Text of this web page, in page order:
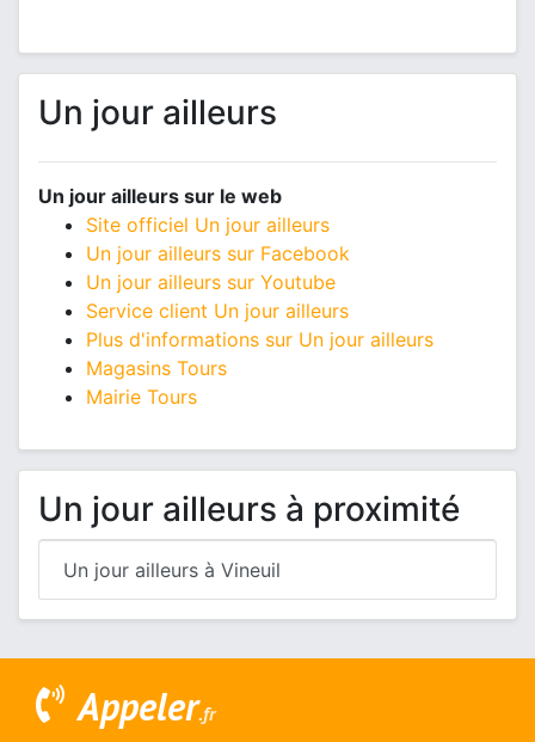
Un jour ailleurs
Un jour ailleurs sur le web
Site officiel Un jour ailleurs
Un jour ailleurs sur Facebook
Un jour ailleurs sur Youtube
Service client Un jour ailleurs
Plus d'informations sur Un jour ailleurs
Magasins Tours
Mairie Tours
Un jour ailleurs à proximité
Un jour ailleurs à Vineuil
Appeler.fr